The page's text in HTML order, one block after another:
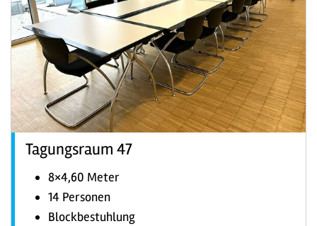
Tagungsraum 47
8×4,60 Meter
14 Personen
Blockbestuhlung